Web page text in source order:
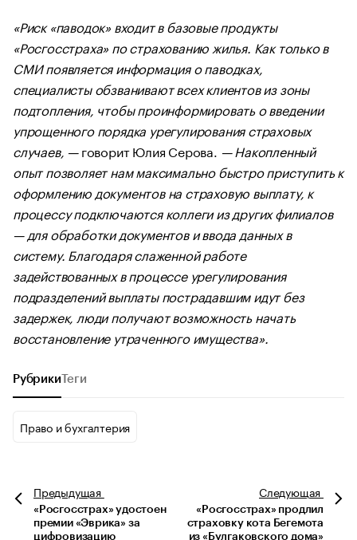
«Риск «паводок» входит в базовые продукты
«Росгосстраха» по страхованию жилья. Как только в
СМИ появляется информация о паводках,
специалисты обзванивают всех клиентов из зоны
подтопления, чтобы проинформировать о введении
упрощенного порядка урегулирования страховых
случаев, —говорит Юлия Серова. — Накопленный
опыт позволяет нам максимально быстро приступить к
оформлению документов на страховую выплату, к
процессу подключаются коллеги из других филиалов
— для обработки документов и ввода данных в
систему. Благодаря слаженной работе
задействованных в процессе урегулирования
подразделений выплаты пострадавшим идут без
задержек, люди получают возможность начать
восстановление утраченного имущества».
Рубрики Теги
Право и бухгалтерия
Предыдущая
«Росгосстрах» удостоен
премии «Эврика» за
цифровизацию
Следующая
«Росгосстрах» продлил
страховку кота Бегемота
из «Булгаковского дома»